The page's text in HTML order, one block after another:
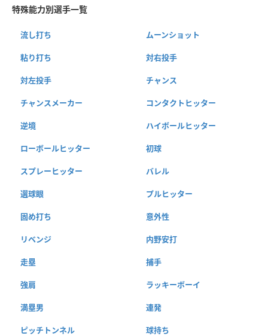
特殊能力別選手一覧
流し打ち ムーンショット
粘り打ち 対右投手
対左投手 チャンス
チャンスメーカー コンタクトヒッター
逆境 ハイボールヒッター
ローボールヒッター 初球
スプレーヒッター バレル
選球眼 プルヒッター
固め打ち 意外性
リベンジ 内野安打
走塁 捕手
強肩 ラッキーボーイ
満塁男 連発
ピッチトンネル 球持ち